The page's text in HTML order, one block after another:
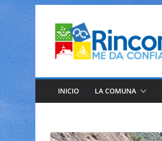
contenido
INICIO LA COMUNA